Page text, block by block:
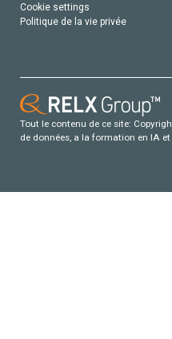
Cookie settings
Politique de la vie privée
Tout le contenu de ce site:
de données, a la formation en IA